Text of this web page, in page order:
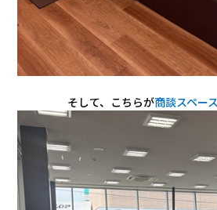
そして、こちらが商談スペース